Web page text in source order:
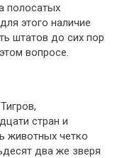
полосатых
этого наличие
штатов до сих пор
вопросе.
стран и
животных четко
два же зверя